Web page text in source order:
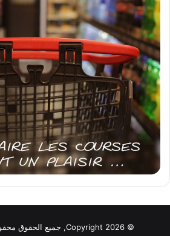
© Copyright 2026, جميع الحقوق محفوظة السفير 24